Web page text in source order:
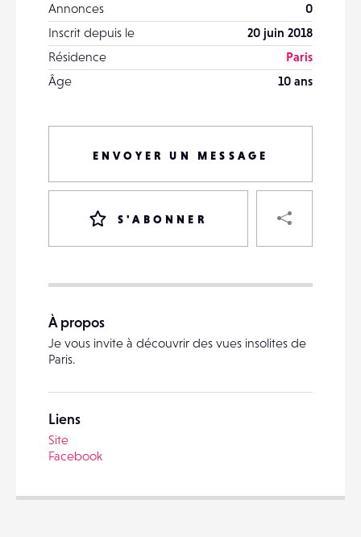
Annonces
0
Inscrit depuis le
20 juin 2018
Résidence
Paris
Âge
10 ans
ENVOYER UN MESSAGE
S'ABONNER
DESTINATAIRE
VOTRE
À propos
Je vous invite à découvrir des vues insolites de
Paris.
Liens
Site
Facebook